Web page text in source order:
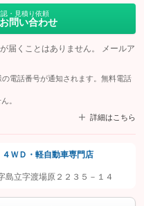
・見積り依頼
問い合わせ
届くことはありません。 メールア
電話番号が通知されます。無料電話
。
詳細はこちら
加してから「許可する」ボタンを押
ＷＤ・軽自動車専門店
島立字渡場原２２３５－１４